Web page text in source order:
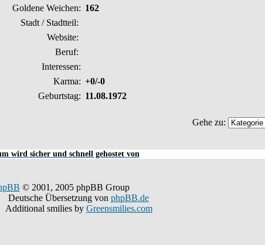
Goldene Weichen: 162
Stadt / Stadtteil:
Website:
Beruf:
Interessen:
Karma: +0/-0
Geburtstag: 11.08.1972
Gehe zu:
wird sicher und schnell gehostet von
© 2001, 2005 phpBB Group
Deutsche Übersetzung von phpBB.de
Additional smilies by Greensmilies.com